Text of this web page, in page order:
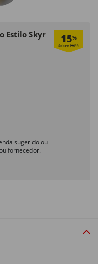
Estilo Skyr
15%
sugerido ou
fornecedor.